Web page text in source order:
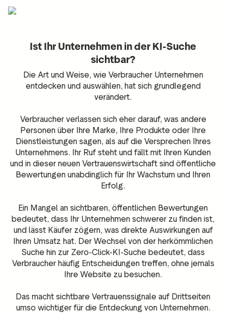
Ist Ihr Unternehmen in der KI-Suche
sichtbar?
Die Art und Weise, wie Verbraucher Unternehmen
entdecken und auswählen, hat sich grundlegend
verändert.
Verbraucher verlassen sich eher darauf, was andere
Personen über Ihre Marke, Ihre Produkte oder Ihre
Dienstleistungen sagen, als auf die Versprechen Ihres
Unternehmens. Ihr Ruf steht und fällt mit Ihren Kunden
und in dieser neuen Vertrauenswirtschaft sind öffentliche
Bewertungen unabdinglich für Ihr Wachstum und Ihren
Erfolg.
Ein Mangel an sichtbaren, öffentlichen Bewertungen
bedeutet, dass Ihr Unternehmen schwerer zu finden ist,
und lässt Käufer zögern, was direkte Auswirkungen auf
Ihren Umsatz hat. Der Wechsel von der herkömmlichen
Suche hin zur Zero-Click-KI-Suche bedeutet, dass
Verbraucher häufig Entscheidungen treffen, ohne jemals
Ihre Website zu besuchen.
Das macht sichtbare Vertrauenssignale auf Drittseiten
umso wichtiger für die Entdeckung von Unternehmen.